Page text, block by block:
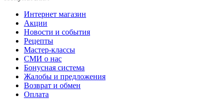
Интернет магазин
Акции
Новости и события
Рецепты
Мастер-классы
СМИ о нас
Бонусная система
Жалобы и предложения
Возврат и обмен
Оплата